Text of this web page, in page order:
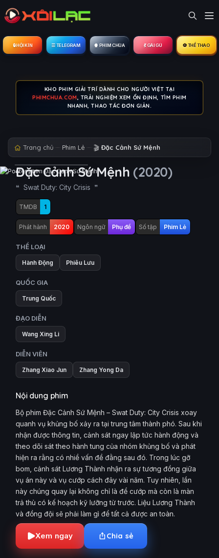
🔒︎ HỘI KÍN ☰ TELEGRAM 🍿 PHIM CHÙA 💃 GÁI GÚ ⚽ THỂ THAO
KHO PHIM GIẢI TRÍ DÀNH CHO NGƯỜI VIỆT TẠI
PHIMCHUA.COM, TRẢI NGHIỆM XEM ỔN ĐỊNH, TÌM PHIM
NHANH, THAO TÁC ĐƠN GIẢN.
Trang chủ Phim Lẻ 🎬 Đặc Cảnh Sứ Mệnh
Đặc Cảnh Sứ Mệnh (2020)
Swat Duty: City Crisis
TMDB 1
Phát hành 2020 Ngôn ngữ Phụ đề Số tập Phim Lẻ
THỂ LOẠI
Hành Động Phiêu Lưu
QUỐC GIA
Trung Quốc
ĐẠO DIỄN
Wang Xing Li
DIỄN VIÊN
Zhang Xiao Jun Zhang Yong Da
Nội dung phim
Bộ phim Đặc Cảnh Sứ Mệnh – Swat Duty: City Crisis xoay
quanh vụ khủng bố xảy ra tại trung tâm thành phó. Sau khi
nhận được thông tin, cảnh sát ngay lập tức hành động và
theo dõi sát theo hành tung của nhóm khủng bố và phát
hiện ra rằng có nhiề vấn đề đằng sau đó. Trong lúc gỡ
bom, cảnh sát Lương Thành nhận ra sự tương đồng giữa
vụ án này và vụ cướp cách đây vài năm. Tuy nhiên, lần
này chúng quay lại không chỉ là để cướp mà còn là màn
trả thù có kế hoạch kỹ lưỡng từ trước. Liệu Lương Thành
và đồng đội sẽ phải làm gì để tất cả được an toàn.
Xem ngay Chia sẻ